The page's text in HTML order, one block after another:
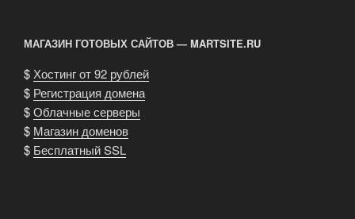
МАГАЗИН ГОТОВЫХ САЙТОВ — MARTSITE.RU
$Хостинг от 92 рублей
$ Регистрация домена
$Облачные серверы
$ Магазин доменов
$ Бесплатный SSL